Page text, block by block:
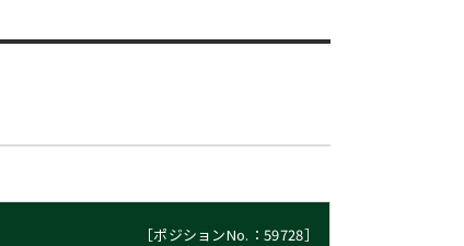
［ポジションNo.：59728］